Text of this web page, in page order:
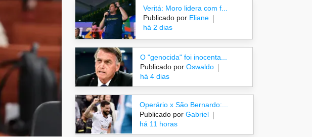
Veritá: Moro lidera com f...
Publicado porEliane
há 2 dias
O "genocida" foi inocenta...
Publicado por Oswaldo
há 4 dias
Operário x São Bernardo:...
Publicado porGabriel
há 11 horas